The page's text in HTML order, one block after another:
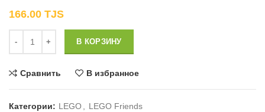
166.00 TJS
В КОРЗИНУ
Сравнить В избранное
Категории: LEGO LEGO Friends